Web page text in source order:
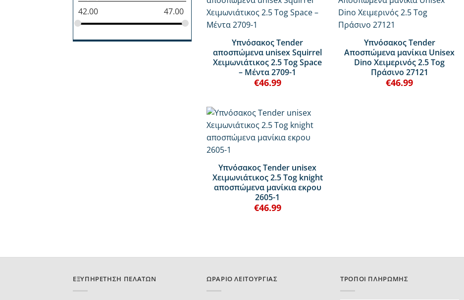
42.00 47.00
Υπνόσακος Tender
αποσπώμενα unisex Squirrel
Χειμωνιάτικος 2.5 Tog Space
– Μέντα 2709-1
€46.99
+
Υπνόσακος Tender
Αποσπώμενα μανίκια Unisex
Dino Χειμερινός 2.5 Tog
Πράσινο 27121
€46.99
+
Υπνόσακος Tender unisex
Χειμωνιάτικος 2.5 Tog knight
αποσπώμενα μανίκια εκρου
2605-1
€46.99
ΕΞΥΠΗΡΈΤΗΣΗ ΠΕΛΑΤΏΝ ΩΡΆΡΙΟ ΛΕΙΤΟΥΡΓΊΑΣ ΤΡΌΠΟΙ ΠΛΗΡΩΜΉΣ